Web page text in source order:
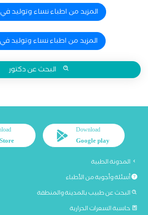
المزيد من اطباء نساء وتوليد
المزيد من اطباء نساء وتوليد في
البحث عن دكتور
Download
Google play
المدونة الطبية
أسئلة وأجوبة من الأطباء
البحث عن طبيب بالمدينة والمنطقة
حاسبة السعرات الحرارية